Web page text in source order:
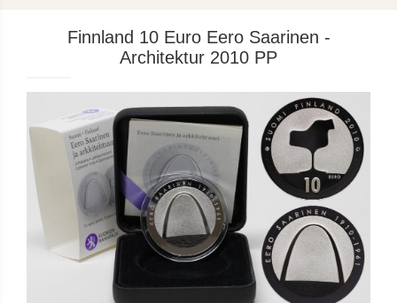
Finnland 10 Euro Eero Saarinen -
Architektur 2010 PP